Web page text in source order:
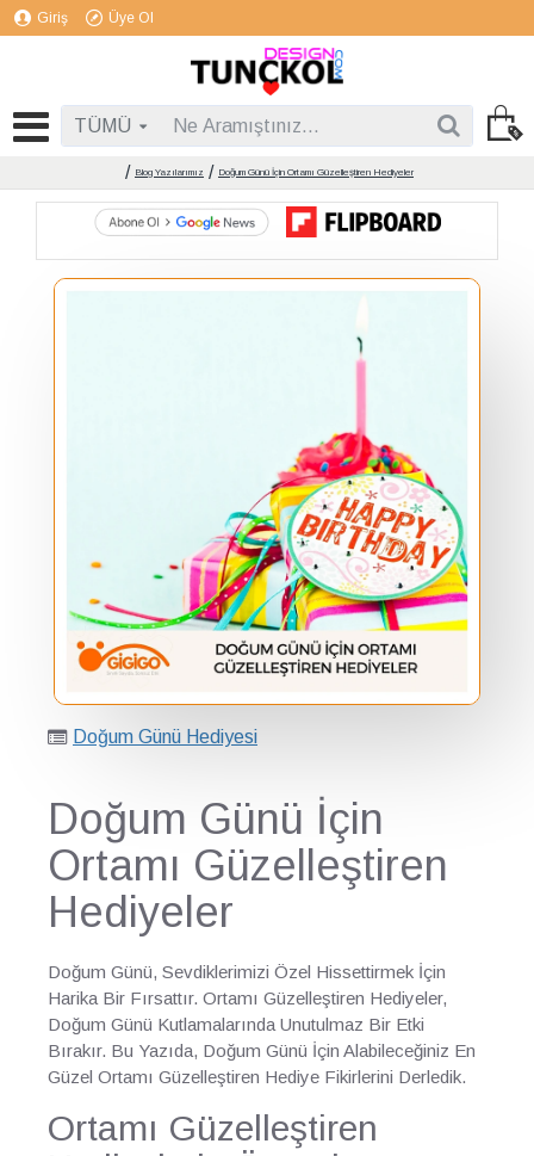
Giriş Üye Ol
TÜMÜ
Blog Yazılarımız Doğum Günü İçin Ortamı Güzelleştiren Hediyeler
Doğum Günü Hediyesi
Doğum Günü İçin
Ortamı Güzelleştiren
Hediyeler
Doğum Günü, Sevdiklerimizi Özel Hissettirmek İçin
Harika Bir Fırsattır. Ortamı Güzelleştiren Hediyeler,
Doğum Günü Kutlamalarında Unutulmaz Bir Etki
Bırakır. Bu Yazıda, Doğum Günü İçin Alabileceğiniz En
Güzel Ortamı Güzelleştiren Hediye Fikirlerini Derledik.
Ortamı Güzelleştiren